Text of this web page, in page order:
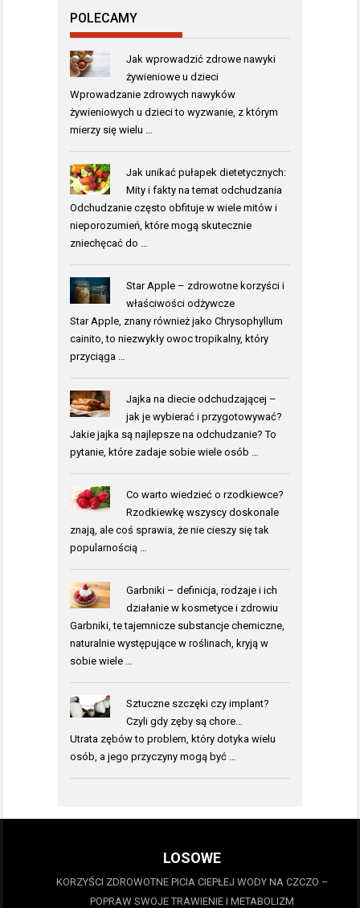
POLECAMY
Jak wprowadzić zdrowe nawyki
żywieniowe u dzieci
Wprowadzanie zdrowych nawyków
żywieniowych u dzieci to wyzwanie, z którym
mierzy się wielu …
Jak unikać pułapek dietetycznych:
Mity i fakty na temat odchudzania
Odchudzanie często obfituje w wiele mitów i
nieporozumień, które mogą skutecznie
zniechęcać do …
Star Apple – zdrowotne korzyści i
właściwości odżywcze
Star Apple, znany również jako Chrysophyllum
cainito, to niezwykły owoc tropikalny, który
przyciąga …
Jajka na diecie odchudzającej –
jak je wybierać i przygotowywać?
Jakie jajka są najlepsze na odchudzanie? To
pytanie, które zadaje sobie wiele osób …
Co warto wiedzieć o rzodkiewce?
Rzodkiewkę wszyscy doskonale
znają, ale coś sprawia, że nie cieszy się tak
popularnością …
Garbniki – definicja, rodzaje i ich
działanie w kosmetyce i zdrowiu
Garbniki, te tajemnicze substancje chemiczne,
naturalnie występujące w roślinach, kryją w
sobie wiele …
Sztuczne szczęki czy implant?
Czyli gdy zęby są chore…
Utrata zębów to problem, który dotyka wielu
osób, a jego przyczyny mogą być …
LOSOWE
KORZYŚCI ZDROWOTNE PICIA CIEPŁEJ WODY NA CZCZO –
POPRAW SWOJE TRAWIENIE I METABOLIZM